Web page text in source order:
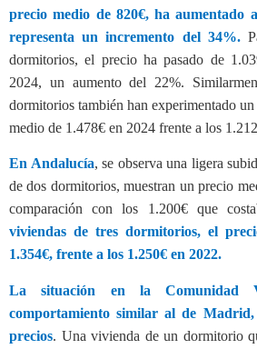
precio medio de 820€, ha aumentado
representa un incremento del 34%.
dormitorios, el precio ha pasado de
2024, un aumento del 22%.
dormitorios también han experimentado
medio de 1.478€ en 2024 frente a los
En Andalucía, se observa una ligera
de dos dormitorios, muestran un precio
comparación con los 1.200€ que
viviendas de tres dormitorios, el
1.354€, frente a los 1.250€ en 2022.
La situación en la Comunidad
comportamiento similar al de
precios. Una vivienda de un dormitorio